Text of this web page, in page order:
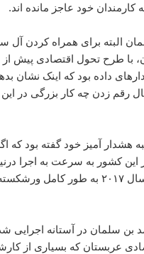
خود عاجز مانده اند.
البته برای همراه کردن آل
با طرح تحول اقتصادی پیش از
داده بود که اینک نشان
رقم زدن چه کار بزرگی در
هشدار آمیز خود گفته بود که
کشور به سرعت به اجرا
کشور در اوایل سال ۲۰۱۷ به طور کامل
بن سلمان در آستانه اجرایی
عربستان که بسیاری از